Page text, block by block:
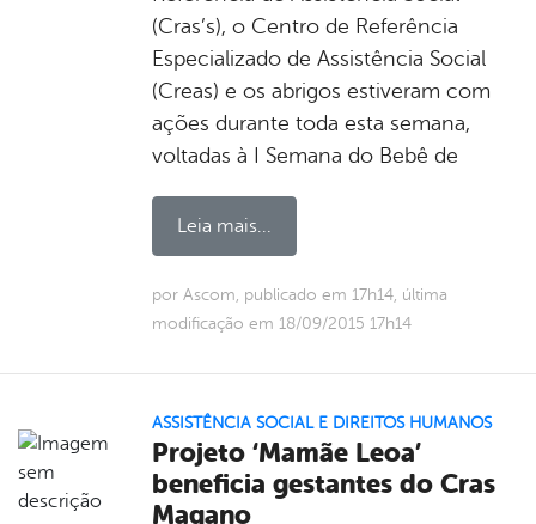
(Cras’s), o Centro de Referência
Especializado de Assistência Social
(Creas) e os abrigos estiveram com
ações durante toda esta semana,
voltadas à I Semana do Bebê de
Leia mais...
por Ascom, publicado em 17h14, última
modificação em 18/09/2015 17h14
ASSISTÊNCIA SOCIAL E DIREITOS HUMANOS
Projeto ‘Mamãe Leoa’
beneficia gestantes do Cras
Magano